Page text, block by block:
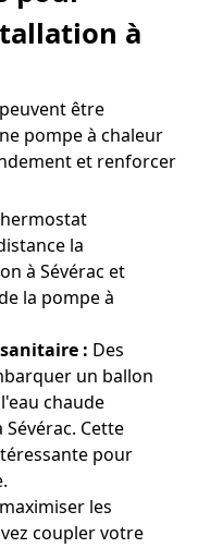
à
être
pompe à chaleur
et renforcer
la
à Sévérac et
la pompe à
: Des
un ballon
chaude
Cette
pour
les
coupler votre